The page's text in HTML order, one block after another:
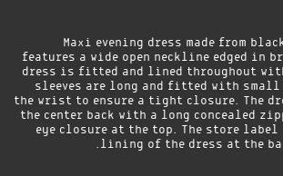
Maxi evening dress made from
features a wide open neckline edged in
dress is fitted and lined throughout
sleeves are long and fitted with
the wrist to ensure a tight closure. The
the center back with a long concealed
eye closure at the top. The store
lining of the dress at the